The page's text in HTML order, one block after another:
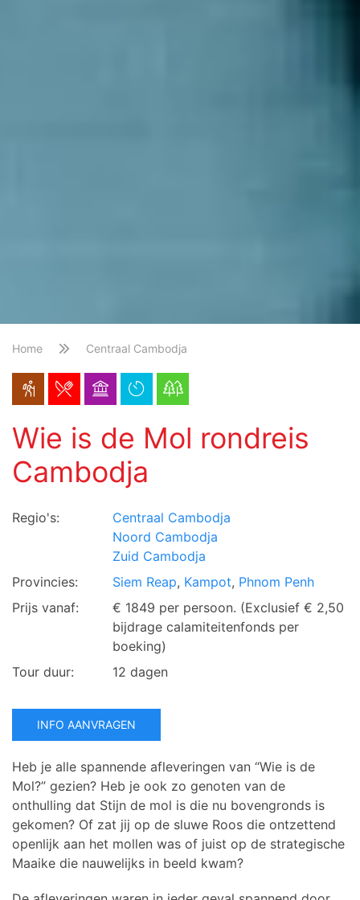
Home Centraal Cambodja
Wie is de Mol rondreis
Cambodja
Regio's:
Centraal Cambodja
Noord Cambodja
Zuid Cambodja
Provincies:
Siem Reap, Kampot, Phnom Penh
Prijs vanaf:
€ 1849 per persoon. (Exclusief € 2,50
bijdrage calamiteitenfonds per
boeking)
Tour duur:
12 dagen
INFO AANVRAGEN
Heb je alle spannende afleveringen van “Wie is de
Mol?” gezien? Heb je ook zo genoten van de
onthulling dat Stijn de mol is die nu bovengronds is
gekomen? Of zat jij op de sluwe Roos die ontzettend
openlijk aan het mollen was of juist op de strategische
Maaike die nauwelijks in beeld kwam?